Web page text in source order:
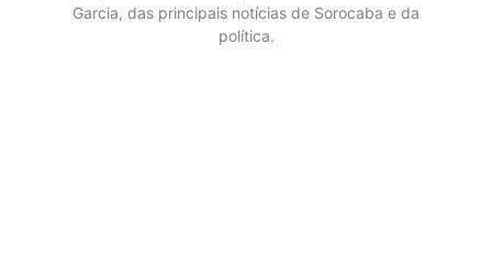
Garcia, das principais notícias de Sorocaba e da
política.